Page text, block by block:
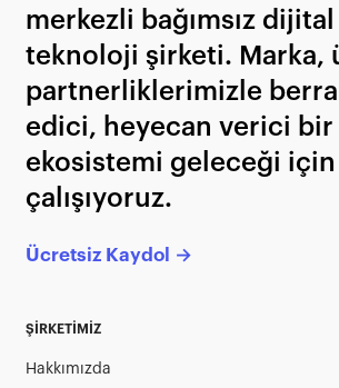
merkezli bağımsız
teknoloji şirketi. Marka,
partnerliklerimizle
edici, heyecan verici
ekosistemi geleceği için
çalışıyoruz.
Ücretsiz Kaydol →
ŞİRKETİMİZ
Hakkımızda